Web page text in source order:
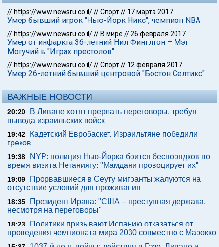
// https://www.newsru.co.il///Спорт// 17 марта 2017
Умер бывший игрок "Нью-Йорк Никс", чемпион NBA
// https://www.newsru.co.il/// В мире //26 февраля 2017
Умер от инфаркта 36-летний Нил Финглтон – Мэг
Могучий в "Играх престолов"
// https://www.newsru.co.il///Спорт// 12 февраля 2017
Умер 26-летний бывший центровой "Бостон Селтикс"
ВАЖНЫЕ НОВОСТИ
20:20
В Ливане хотят прервать переговоры, требуя
вывода израильских войск
19:42
Кадетский Евробаскет. Израильтяне победили
греков
19:38
NYP: полиция Нью-Йорка боится беспорядков во
время визита Нетаниягу: "Мамдани провоцирует их"
19:09
Прорвавшиеся в Сеуту мигранты жалуются на
отсутствие условий для проживания
18:35
Президент Ирана: "США – преступная держава,
несмотря на переговоры"
18:23
Политики призывают Испанию отказаться от
проведения чемпионата мира 2030 совместно с Марокко